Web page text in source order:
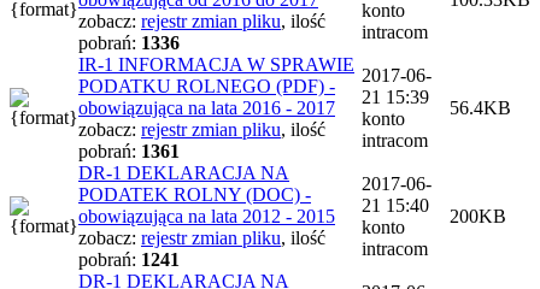
zobacz: rejestr zmian pliku, ilość
pobrań: 1336
konto
intracom
IR-1 INFORMACJA W SPRAWIE
PODATKU ROLNEGO (PDF) -
obowiązująca na lata 2016 - 2017
zobacz: rejestr zmian pliku, ilość
pobrań: 1361
2017-06-
21 15:39
konto
intracom
56.4KB
DR-1 DEKLARACJA NA
PODATEK ROLNY (DOC) -
obowiązująca na lata 2012 - 2015
zobacz: rejestr zmian pliku, ilość
pobrań: 1241
2017-06-
21 15:40
konto
intracom
200KB
DR-1 DEKLARACJA NA